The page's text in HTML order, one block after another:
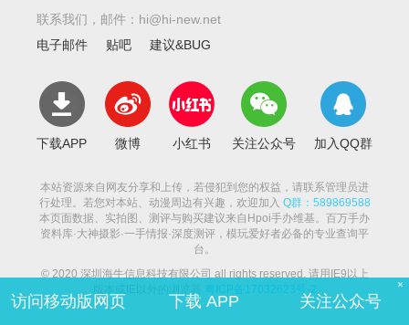
联系我们，邮件：hi@hi-new.net
电子邮件
贴吧 建议&BUG
下载APP 微博 小红书 关注公众号 加入QQ群
本站资源来自网友分享和上传，若侵犯到您的权益，请联系管理员进
行处理。若您对本站、动漫周边有兴趣，欢迎加入 Q群：589869588
本页面数据、实拍图、测评与购买建议来自Hpoi手办维基。百万手办
资料库·大神摄影·一手情报·深度测评，模玩爱好者必备的专业查询平
台。
© 2020 深圳海牛信息科技有限公司 all rights reserved. 请用IE9以上
粤ICP备17032623号-2
访问移动版网页 下载 APP 关注公众号
×